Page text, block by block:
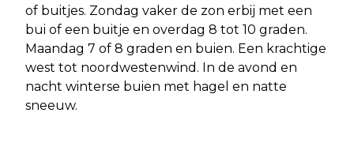
of buitjes. Zondag vaker de zon erbij met een
bui of een buitje en overdag 8 tot 10 graden.
Maandag 7 of 8 graden en buien. Een krachtige
west tot noordwestenwind. In de avond en
nacht winterse buien met hagel en natte
sneeuw.